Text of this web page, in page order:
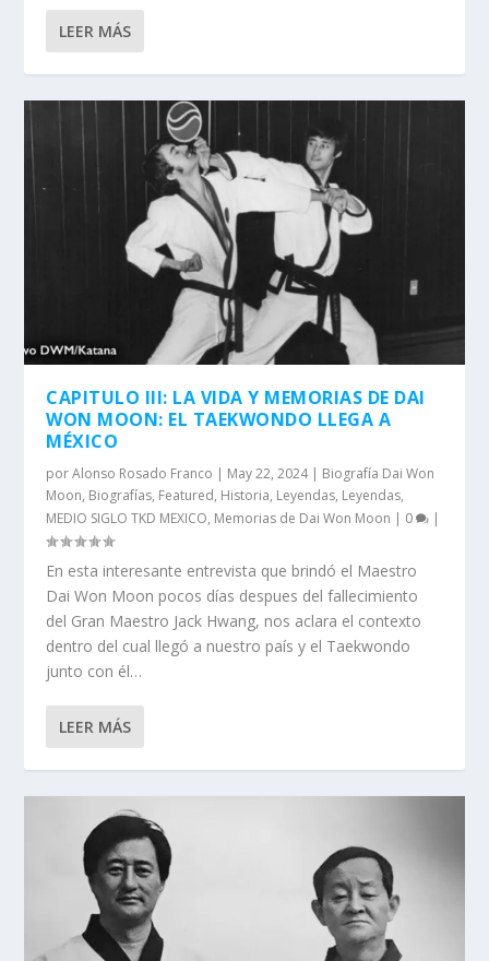
LEER MÁS
CAPITULO III: LA VIDA Y MEMORIAS DE DAI
WON MOON: EL TAEKWONDO LLEGA A
MÉXICO
porAlonso Rosado Franco | May 22, 2024| Biografía Dai Won
Moon, Biografías, Featured, Historia, Leyendas, Leyendas,
MEDIO SIGLO TKD MEXICO, Memorias de Dai Won Moon | 0 |
En esta interesante entrevista que brindó el Maestro
Dai Won Moon pocos días despues del fallecimiento
del Gran Maestro Jack Hwang, nos aclara el contexto
dentro del cual llegó a nuestro país y el Taekwondo
junto con él…
LEER MÁS